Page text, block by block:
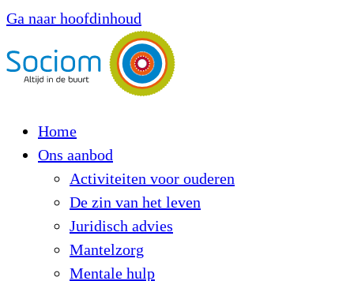
Ga naar hoofdinhoud
Home
Ons aanbod
Activiteiten voor ouderen
De zin van het leven
Juridisch advies
Mantelzorg
Mentale hulp